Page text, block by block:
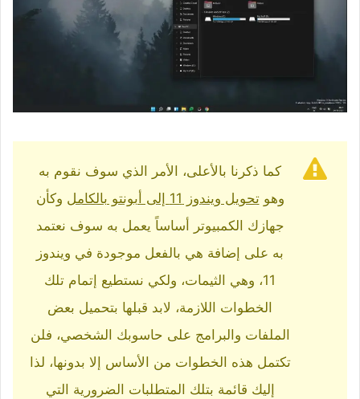
كما ذكرنا بالأعلى، الأمر الذي سوف نقوم به
وهوتحويل ويندوز 11 إلى أبونتو بالكامل
وكأن
جهازك الكمبيوتر أساساً يعمل به سوف نعتمد
به على إضافة هي بالفعل موجودة في ويندوز
11، وهي الثيمات، ولكي نستطيع إتمام تلك
الخطوات اللازمة، لابد قبلها بتحميل بعض
الملفات والبرامج على حاسوبك الشخصي، فلن
تكتمل هذه الخطوات من الأساس إلا بدونها، لذا
إليك قائمة بتلك المتطلبات الضرورية التي